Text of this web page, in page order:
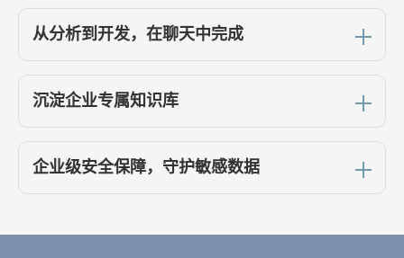
从分析到开发，在聊天中完成
沉淀企业专属知识库
企业级安全保障，守护敏感数据